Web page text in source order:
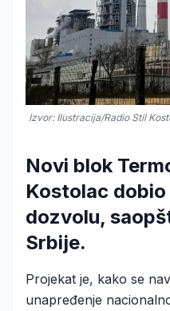
Izvor: Ilustracija/Radio Stil
Novi blok
Kostolac
dozvolu,
Srbije.
Projekat je, kako se
unapređenje